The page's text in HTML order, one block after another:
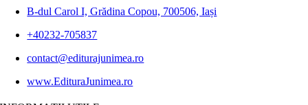
B-dul Carol I, Grădina Copou, 700506, Iași
+40232-705837
contact@editurajunimea.ro
www.EdituraJunimea.ro